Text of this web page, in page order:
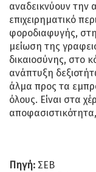
αναδεικνύουν την
επιχειρηματικό
φοροδιαφυγής,
μείωση της
δικαιοσύνης, στο
ανάπτυξη
άλμα προς τα
όλους. Είναι στα
Πηγή: ΣΕΒ